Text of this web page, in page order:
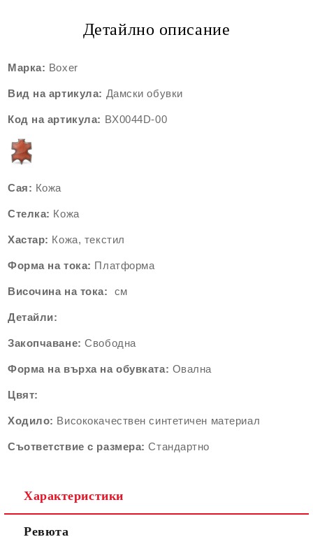
Детайлно описание
Марка: Boxer
Вид на артикула: Дамски обувки
Код на артикула: BX0044D-00
Сая: Кожа
Стелка: Кожа
Хастар: Кожа, текстил
Форма на тока: Платформа
Височина на тока: см
Детайли:
Закопчаване: Свободна
Форма на върха на обувката: Овална
Цвят:
Ходило: Висококачествен синтетичен материал
Съответствие с размера:Стандартно
Характеристики
Ревюта